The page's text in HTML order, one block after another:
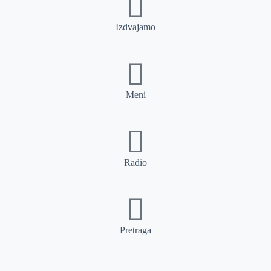
Izdvajamo
Meni
Radio
Pretraga